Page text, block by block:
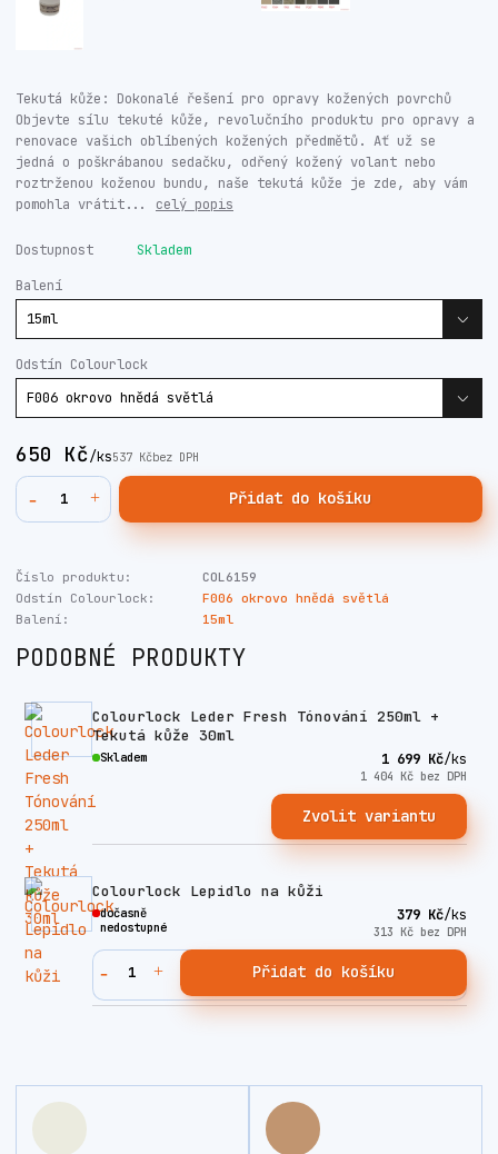
Tekutá kůže: Dokonalé řešení pro opravy kožených povrchů
Objevte sílu tekuté kůže, revolučního produktu pro opravy a
renovace vašich oblíbených kožených předmětů. Ať už se
jedná o poškrábanou sedačku, odřený kožený volant nebo
roztrženou koženou bundu, naše tekutá kůže je zde, aby vám
pomohla vrátit... celý popis
Dostupnost Skladem
Balení
Odstín Colourlock
650 Kč/ks537 Kčbez DPH
Přidat do košíku
Číslo produktu:
COL6159
Odstín Colourlock:
F006 okrovo hnědá světlá
Balení:
15ml
PODOBNÉ PRODUKTY
Colourlock Leder Fresh Tónování 250ml +
Tekutá kůže 30ml
1 699 Kč/ks
1 404 Kč bez DPH
Skladem
Zvolit variantu
Colourlock Lepidlo na kůži
379 Kč/ks
313 Kč bez DPH
dočasně
nedostupné
Přidat do košíku